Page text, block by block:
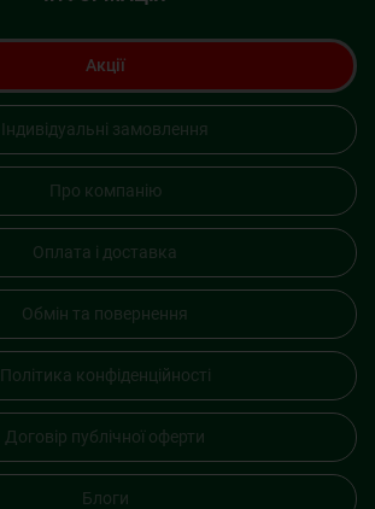
Акції
Індивідуальні замовлення
Про компанію
Оплата і доставка
Обмін та повернення
Політика конфіденційності
Договір публічної оферти
Блоги